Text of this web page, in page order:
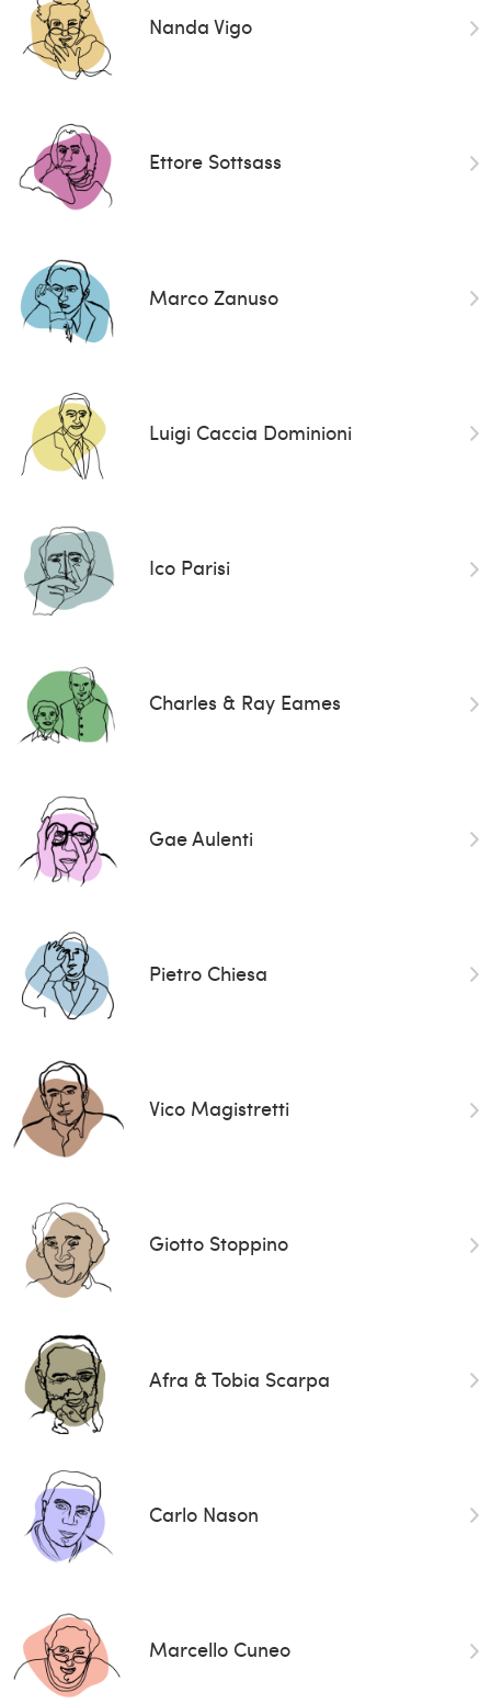
Nanda Vigo
Ettore Sottsass
Marco Zanuso
Luigi Caccia Dominioni
Ico Parisi
Charles & Ray Eames
Gae Aulenti
Pietro Chiesa
Vico Magistretti
Giotto Stoppino
Afra & Tobia Scarpa
Carlo Nason
Marcello Cuneo